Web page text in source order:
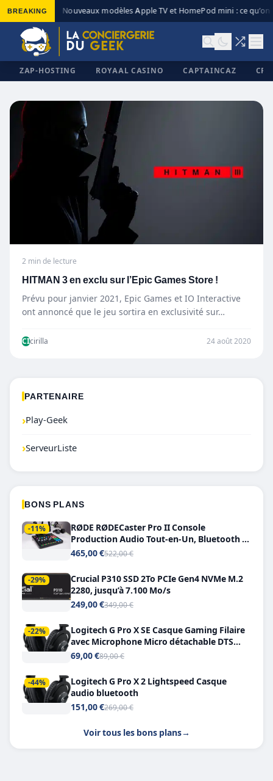
BREAKING Nouveaux modèles Apple TV et HomePod mini : ce qu’on
ZAP-HOSTING ROYAAL CASINO CAPTAINCAZ
2 min de lecture
HITMAN 3 en exclu sur l’Epic Games Store !
Prévu pour janvier 2021, Epic Games et IO Interactive
ont annoncé que le jeu sortira en exclusivité sur…
CIcirilla 24 août 2020
PARTENAIRE
›Play-Geek
›ServeurListe
BONS PLANS
-11%
RØDE RØDECaster Pro II Console
Production Audio Tout-en-Un, Bluetooth et
Double USB-C
465,00 €522,00 €
-29%
Crucial P310 SSD 2To PCIe Gen4 NVMe M.2
2280, jusqu’à 7.100 Mo/s
249,00 €349,00 €
-22%
Logitech G Pro X SE Casque Gaming Filaire
avec Microphone Micro détachable DTS
Headphone X 7.1
69,00 €89,00 €
-44%
Logitech G Pro X 2 Lightspeed Casque
audio bluetooth
151,00 €269,00 €
Voir tous les bons plans→